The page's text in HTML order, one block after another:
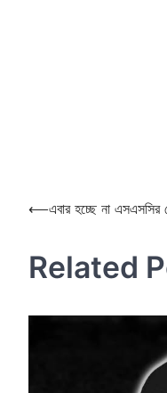
Post
⟵এবার হচ্ছে না
Related